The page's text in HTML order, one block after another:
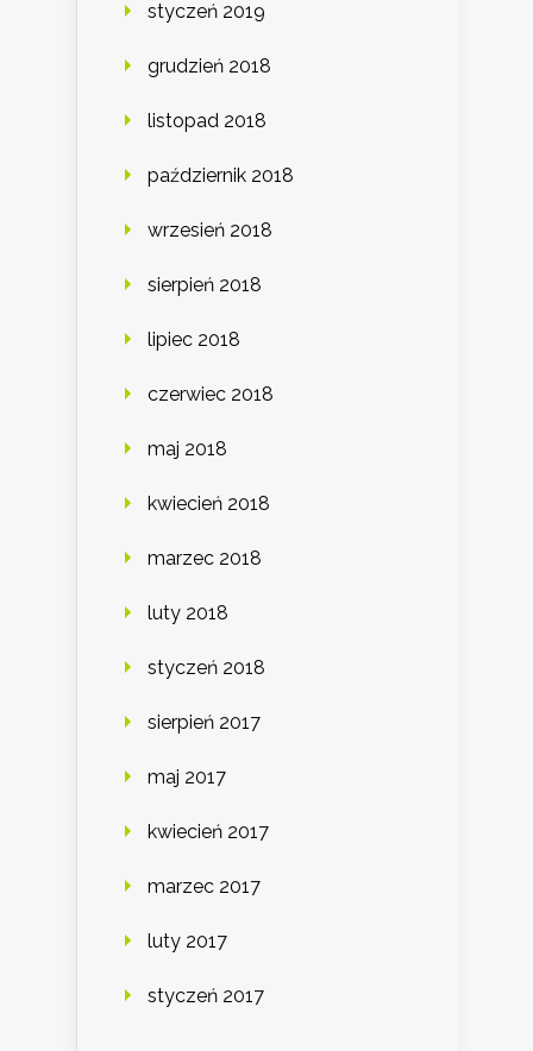
styczeń 2019
grudzień 2018
listopad 2018
październik 2018
wrzesień 2018
sierpień 2018
lipiec 2018
czerwiec 2018
maj 2018
kwiecień 2018
marzec 2018
luty 2018
styczeń 2018
sierpień 2017
maj 2017
kwiecień 2017
marzec 2017
luty 2017
styczeń 2017